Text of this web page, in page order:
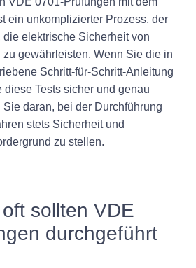
ein unkomplizierter Prozess, der
elektrische Sicherheit von
zu gewährleisten. Wenn Sie die in
Schritt-für-Schritt-Anleitung
diese Tests sicher und genau
daran, bei der Durchführung
stets Sicherheit und
zu stellen.
sollten VDE
durchgeführt